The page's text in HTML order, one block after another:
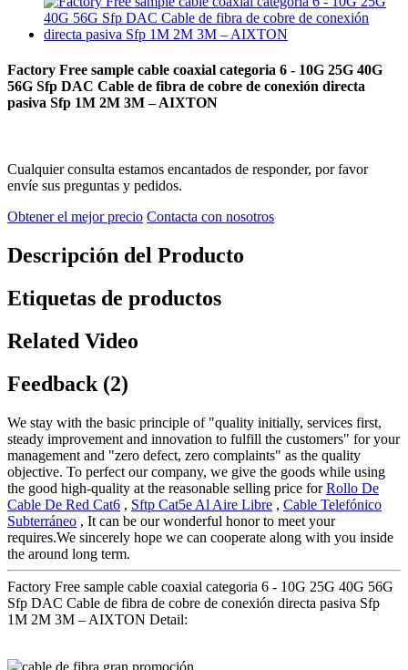
Factory Free sample cable coaxial categoria 6 - 10G 25G 40G
56G Sfp DAC Cable de fibra de cobre de conexión directa
pasiva Sfp 1M 2M 3M – AIXTON
Cualquier consulta estamos encantados de responder, por favor
envíe sus preguntas y pedidos.
Obtener el mejor precio Contacta con nosotros
Descripción del Producto
Etiquetas de productos
Related Video
Feedback (2)
We stay with the basic principle of "quality initially, services first,
steady improvement and innovation to fulfill the customers" for your
management and "zero defect, zero complaints" as the quality
objective. To perfect our company, we give the goods while using
the good high-quality at the reasonable selling price forRollo De
Cable De Red Cat6 , Sftp Cat5e Al Aire Libre , Cable Telefónico
Subterráneo , It can be our wonderful honor to meet your
requires.We sincerely hope we can cooperate along with you inside
the around long term.
Factory Free sample cable coaxial categoria 6 - 10G 25G 40G 56G
Sfp DAC Cable de fibra de cobre de conexión directa pasiva Sfp
1M 2M 3M – AIXTON Detail: